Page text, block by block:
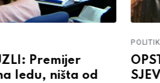
Premijer
ledu, ništa od